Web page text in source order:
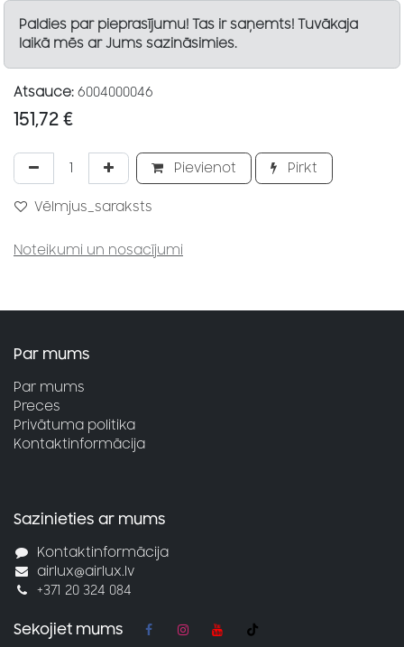
Paldies par pieprasījumu! Tas ir saņemts! Tuvākaja
laikā mēs ar Jums sazināsimies.
Atsauce: 6004000046
151,72 €
Pievienot Pirkt
Vēlmjus_saraksts
Noteikumi un nosacījumi
Par mums
Par mums
Preces
Privātuma politika
Kontaktinformācija
Sazinieties ar mums
Kontaktinformācija
airlux@airlux.lv
+371 20 324 084
Sekojiet mums